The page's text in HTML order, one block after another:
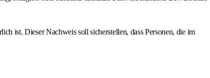
ist. Dieser Nachweis soll sicherstellen, dass Personen, die im